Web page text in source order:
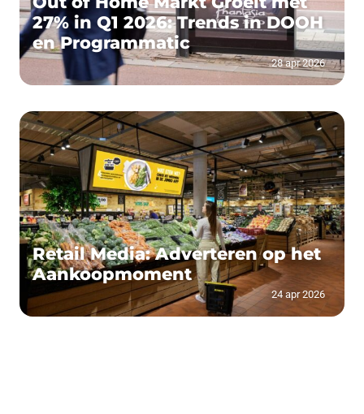
27% in Q1 2026: Trends in DOOH
en Programmatic
28 apr 2026
Retail Media: Adverteren op het
Aankoopmoment
24 apr 2026